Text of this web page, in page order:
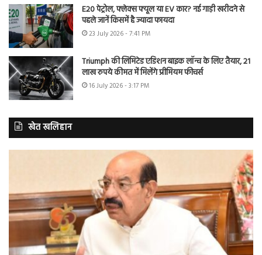
E20 पेट्रोल, फ्लेक्स फ्यूल या EV कार? नई गाड़ी खरीदने से
पहले जानें किसमें है ज्यादा फायदा
23 July 2026 - 7:41 PM
Triumph की लिमिटेड एडिशन बाइक लॉन्च के लिए तैयार, 21
लाख रुपये कीमत में मिलेंगे प्रीमियम फीचर्स
16 July 2026 - 3:17 PM
खेत खलिहान